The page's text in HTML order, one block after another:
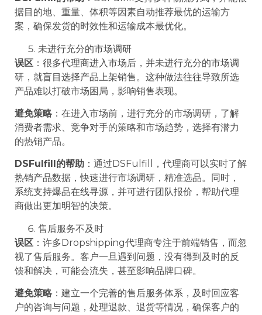
据目的地、重量、体积等因素自动推荐最优的运输方
案，确保发货的时效性和运输成本最优化。
未进行充分的市场调研
误区 ：很多代理商进入市场后，并未进行充分的市场调
研，就盲目选择产品上架销售。这种做法往往导致所选
产品难以打破市场困局，影响销售表现。
避免策略 ：在进入市场前，进行充分的市场调研，了解
消费者需求、竞争对手的策略和市场趋势，选择有潜力
的热销产品。
DSFulfill的帮助 ：通过DSFulfill，代理商可以实时了解
热销产品数据，快速进行市场调研，精准选品。同时，
系统支持爆品在线寻源，并可进行团队报价，帮助代理
商做出更加明智的决策。
售后服务不及时
误区 ：许多Dropshipping代理商专注于前端销售，而忽
视了售后服务。客户一旦遇到问题，没有得到及时的反
馈和解决，可能会流失，甚至影响品牌口碑。
避免策略 ：建立一个完善的售后服务体系，及时回应客
户的咨询与问题，处理退款、退货等情况，确保客户的